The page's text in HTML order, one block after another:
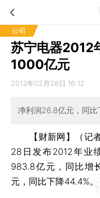
公司
苏宁电器2012
1000亿元
2013年02月28日 16:12
净利润26.8亿元，同
【财新网】（记
28日发布2012年业
983.8亿元，同比增
元，同比下降44.4%。